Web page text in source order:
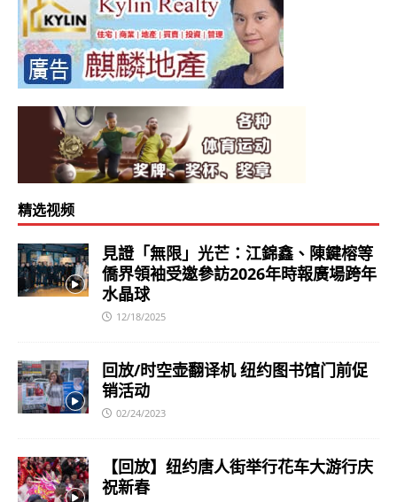
精选视频
見證「無限」光芒：江錦鑫、陳鍵榕等
僑界領袖受邀參訪2026年時報廣場跨年
水晶球
12/18/2025
回放/时空壶翻译机 纽约图书馆门前促
销活动
02/24/2023
【回放】纽约唐人街举行花车大游行庆
祝新春